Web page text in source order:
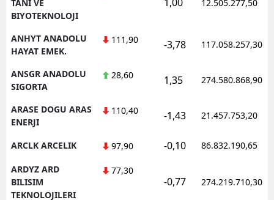
TANI VE
BIYOTEKNOLOJI
12.505.277,50
ANHYT ANADOLU
HAYAT EMEK.
111,90 -3,78 117.058.257,30
ANSGR ANADOLU
SIGORTA
28,60 1,35 274.580.868,90
ARASE DOGU ARAS
ENERJI
110,40 -1,43 21.457.753,20
ARCLK ARCELIK 97,90 -0,10 86.832.190,65
ARDYZ ARD
BILISIM
TEKNOLOJILERI
77,30
-0,77 274.219.710,30